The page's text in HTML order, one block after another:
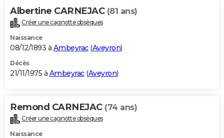
Albertine CARNEJAC (81 ans)
Créer une cagnotte obsèques
Naissance
08/12/1893 à Ambeyrac(Aveyron)
Décès
21/11/1975 à Ambeyrac(Aveyron)
Remond CARNEJAC (74 ans)
Créer une cagnotte obsèques
Naissance